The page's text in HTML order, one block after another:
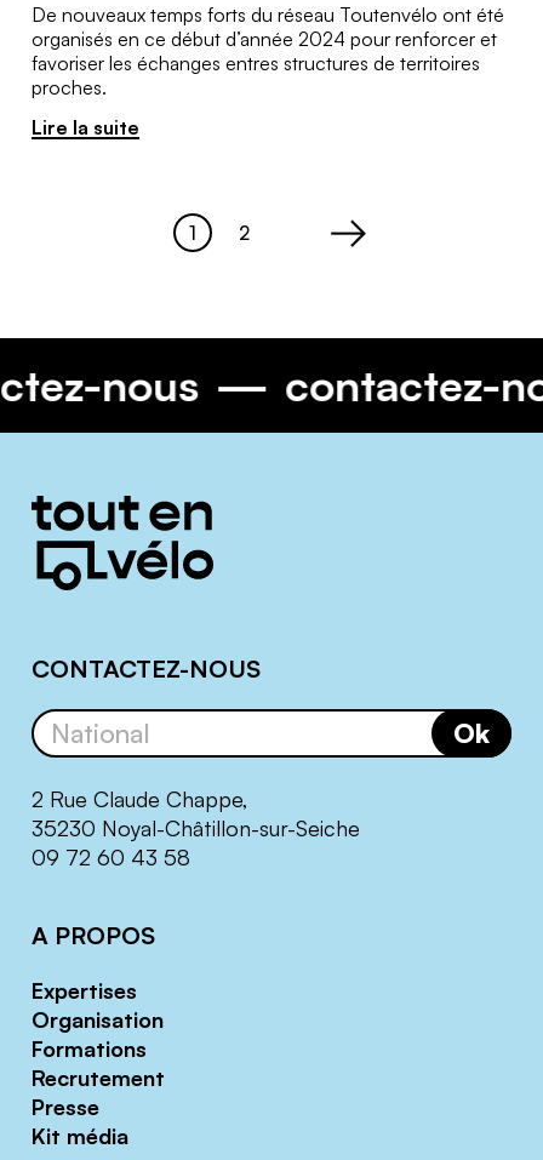
De nouveaux temps forts du réseau Toutenvélo ont été
organisés en ce début d’année 2024 pour renforcer et
favoriser les échanges entres structures de territoires
proches.
Lire la suite
Page
1 Page
2
nous contactez-
Informations
complémentaires
CONTACTEZ-NOUS
Ok
2 Rue Claude Chappe,
35230 Noyal-Châtillon-sur-Seiche
09 72 60 43 58
A PROPOS
Expertises
Organisation
Formations
Recrutement
Presse
Kit média